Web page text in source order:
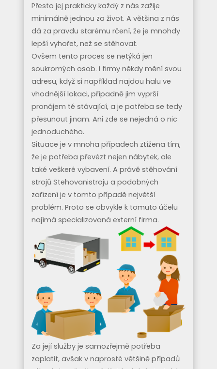
Přesto jej prakticky každý z nás zažije
minimálně jednou za život. A většina z nás
dá za pravdu starému rčení, že je mnohdy
lepší vyhořet, než se stěhovat.
Ovšem tento proces se netýká jen
soukromých osob. I firmy někdy mění svou
adresu, když si například najdou halu ve
vhodnější lokaci, případně jim vyprší
pronájem té stávající, a je potřeba se tedy
přesunout jinam. Ani zde se nejedná o nic
jednoduchého.
Situace je v mnoha případech ztížena tím,
že je potřeba převézt nejen nábytek, ale
také veškeré vybavení. A právě stěhování
strojů Stehovanistroju a podobných
zařízení je v tomto případě největší
problém. Proto se obvykle k tomuto účelu
najímá specializovaná externí firma.
Za její služby je samozřejmě potřeba
zaplatit, avšak v naprosté většině případů